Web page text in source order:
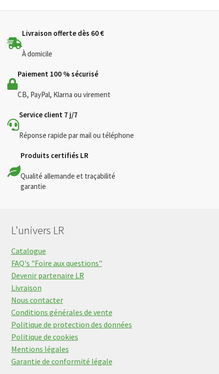
Livraison offerte dès 60 €
À domicile
Paiement 100 % sécurisé
CB, PayPal, Klarna ou virement
Service client 7 j/7
Réponse rapide par mail ou téléphone
Produits certifiés LR
Qualité allemande et traçabilité
garantie
L'univers LR
Catalogue
FAQ's "Foire aux questions"
Devenir partenaire LR
Livraison
Nous contacter
Conditions générales de vente
Politique de protection des données
Politique de cookies
Mentions légales
Garantie de conformité légale